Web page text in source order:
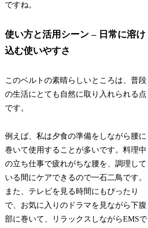
ですね。
使い方と活用シーン – 日常に溶け
込む使いやすさ
このベルトの素晴らしいところは、普段
の生活にとても自然に取り入れられる点
です。
例えば、私は夕食の準備をしながら腰に
巻いて使用することが多いです。料理中
の立ち仕事で疲れがちな腰を、調理して
いる間にケアできるので一石二鳥です。
また、テレビを見る時間にもぴったり
で、お気に入りのドラマを見ながら下腹
部に巻いて、リラックスしながらEMSで